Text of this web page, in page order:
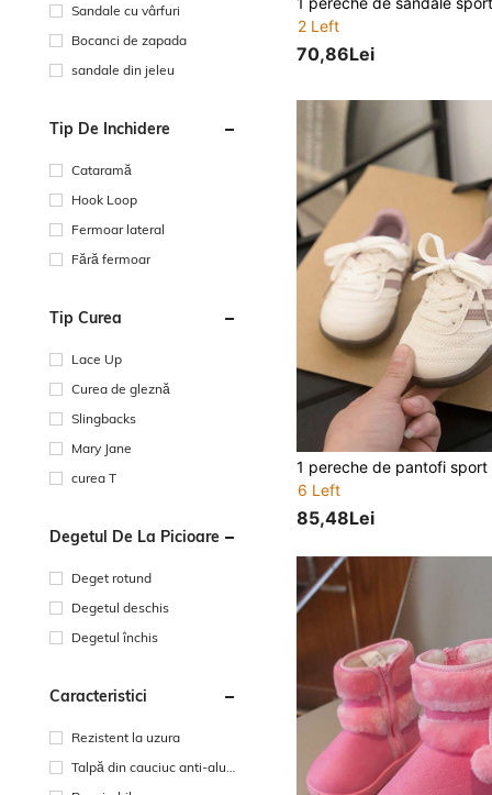
Sandale cu vârfuri
Bocanci de zapada
sandale din jeleu
Tip De Închidere
Cataramă
Hook Loop
Fermoar lateral
Fără fermoar
Tip Curea
Lace Up
Curea de gleznă
Slingbacks
Mary Jane
curea T
Degetul De La Picioare
Deget rotund
Degetul deschis
Degetul închis
Caracteristici
Rezistent la uzura
Talpă din cauciuc anti-alun
2 Left
70,86Lei
6 Left
85,48Lei